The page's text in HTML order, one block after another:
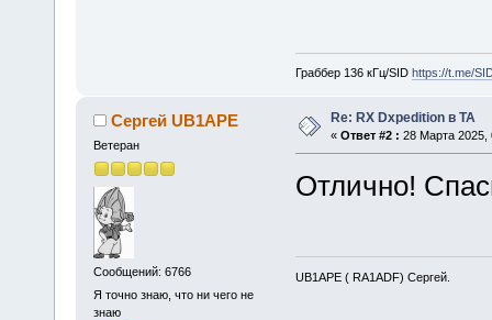
Граббер 136 кГц/SID https://t.me/
Сергей UB1APE
Ветеран
Сообщений: 6766
Я точно знаю, что ни чего не
знаю
Re: RX Dxpedition в TA
« Ответ #2 : 28 Марта 2025,
Отлично!
UB1APE ( RA1ADF) Сергей.